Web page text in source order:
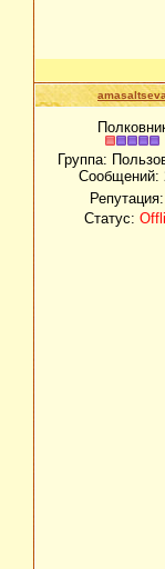
Группа:
Сообщений:
Статус: